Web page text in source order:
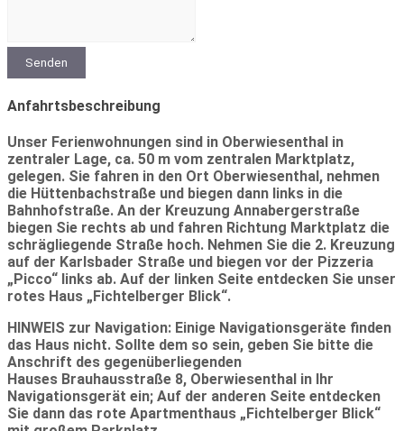
Senden
Anfahrtsbeschreibung
Unser Ferienwohnungen sind in Oberwiesenthal in
zentraler Lage, ca. 50 m vom zentralen Marktplatz,
gelegen. Sie fahren in den Ort Oberwiesenthal, nehmen
die Hüttenbachstraße und biegen dann links in die
Bahnhofstraße. An der Kreuzung Annabergerstraße
biegen Sie rechts ab und fahren Richtung Marktplatz die
schrägliegende Straße hoch. Nehmen Sie die 2. Kreuzung
auf der Karlsbader Straße und biegen vor der Pizzeria
„Picco“ links ab. Auf der linken Seite entdecken Sie unser
rotes Haus „Fichtelberger Blick“.
HINWEIS zur Navigation: Einige Navigationsgeräte finden
das Haus nicht. Sollte dem so sein, geben Sie bitte die
Anschrift des gegenüberliegenden
Hauses Brauhausstraße 8, Oberwiesenthal in Ihr
Navigationsgerät ein; Auf der anderen Seite entdecken
Sie dann das rote Apartmenthaus „Fichtelberger Blick“